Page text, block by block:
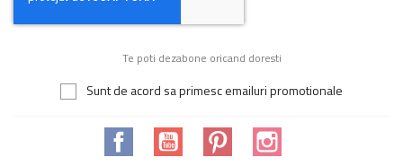
Te poti dezabone oricand doresti
Sunt de acord sa primesc emailuri promotionale
Facebook YouTube Pinterest